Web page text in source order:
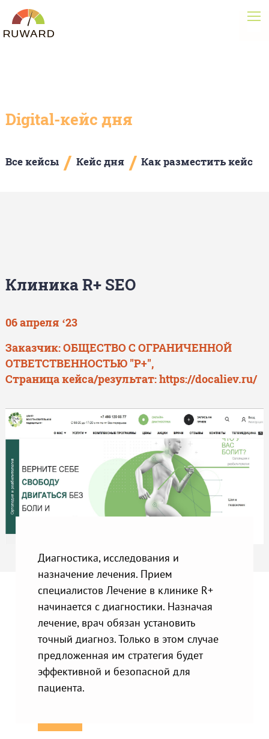
Digital-кейс дня
Все кейсы / Кейс дня / Как разместить кейс
Клиника R+ SEO
06 апреля ‘23
Заказчик: ОБЩЕСТВО С ОГРАНИЧЕННОЙ
ОТВЕТСТВЕННОСТЬЮ "Р+",
Страница кейса/результат:https://docaliev.ru/
Диагностика, исследования и
назначение лечения. Прием
специалистов Лечение в клинике R+
начинается с диагностики. Назначая
лечение, врач обязан установить
точный диагноз. Только в этом случае
предложенная им стратегия будет
эффективной и безопасной для
пациента.